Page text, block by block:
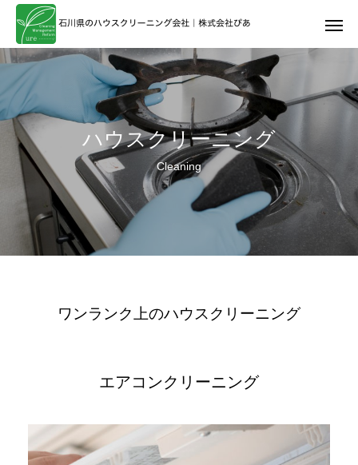
ハウスクリーニング
Cleaning
ワンランク上のハウスクリーニング
エアコンクリーニング